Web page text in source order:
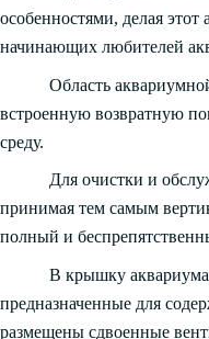
особенностями, делая
начинающих любителей
Область
встроенную возвратную
среду.
Для очистки и
принимая тем самым
полный и
В крышку
предназначенные для
размещены сдвоенные